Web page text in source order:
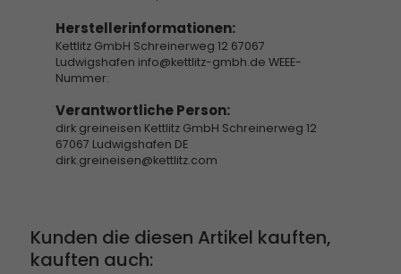
Herstellerinformationen:
Kettlitz GmbH Schreinerweg 12 67067
Ludwigshafen info@kettlitz-gmbh.de WEEE-
Nummer:
Verantwortliche Person:
dirk greineisen Kettlitz GmbH Schreinerweg 12
67067 Ludwigshafen DE
dirk.greineisen@kettlitz.com
Kunden die diesen Artikel kauften,
kauften auch: